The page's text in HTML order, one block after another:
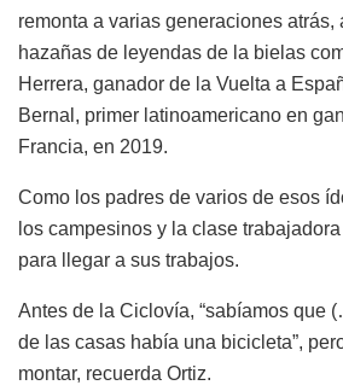
remonta a varias generaciones atrás,
hazañas de leyendas de la bielas
Herrera, ganador de la Vuelta a
Bernal, primer latinoamericano en
Francia, en 2019.
Como los padres de varios de esos
los campesinos y la clase
para llegar a sus trabajos.
Antes de la Ciclovía, “sabíamos que
de las casas había una bicicleta”,
montar, recuerda Ortiz.